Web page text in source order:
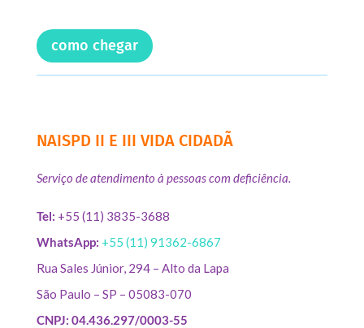
como chegar
NAISPD II E III VIDA CIDADÃ
Serviço de atendimento à pessoas com deficiência.
Tel: +55 (11) 3835-3688
WhatsApp: +55 (11) 91362-6867
Rua Sales Júnior, 294 – Alto da Lapa
São Paulo – SP – 05083-070
CNPJ: 04.436.297/0003-55